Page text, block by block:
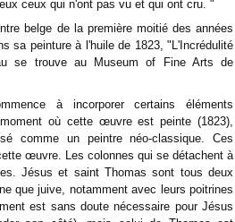
ceux qui n'ont pas vu et qui ont cru. "
belge de la première moitié des années
sa peinture à l'huile de 1823, "L'Incrédulité
se trouve au Museum of Fine Arts de
à incorporer certains éléments
où cette œuvre est peinte (1823),
comme un peintre néo-classique. Ces
œuvre. Les colonnes qui se détachent à
Jésus et saint Thomas sont tous deux
que juive, notamment avec leurs poitrines
est sans doute nécessaire pour Jésus